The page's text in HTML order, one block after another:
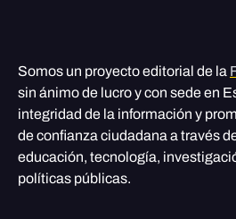
Somos un proyecto editorial de la
sin ánimo de lucro y con sede en
integridad de la información y
de confianza ciudadana a través
educación, tecnología,
políticas públicas.